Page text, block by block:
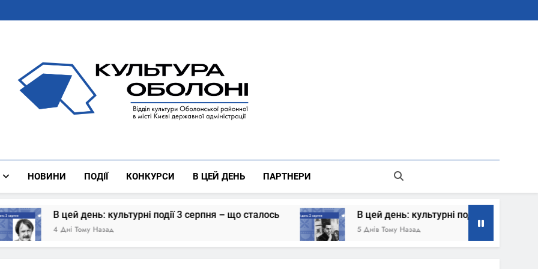
Культура Оболоні
НОВИНИ ПОДІЇ КОНКУРСИ В ЦЕЙ ДЕНЬ ПАРТНЕРИ
події 3 серпня – що сталось В цей день: культурні події 2 серпня – що сталось
5 Днів Тому Назад